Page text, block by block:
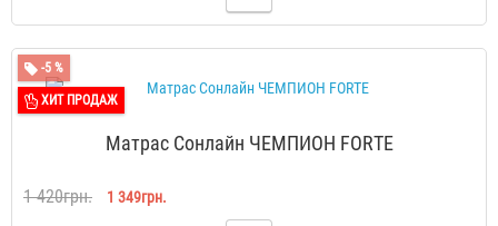
-5 %
ХИТ ПРОДАЖ
Матрас Сонлайн ЧЕМПИОН FORTE
1 420грн. 1 349грн.